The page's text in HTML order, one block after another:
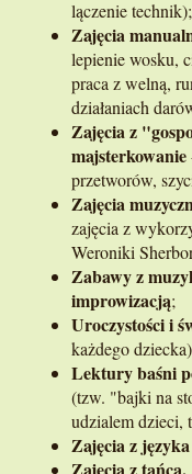
lączenie technik);
Zajęcia
lepienie wosku,
praca z welną,
działaniach
Zajęcia z
majsterkowanie
przetworów,
Zajęcia
zajęcia z
Weroniki
Zabawy z
improwizacją;
Uroczystości i
każdego
Lektury baśni
(tzw. "bajki na
udzialem dzieci,
Zajęcia z